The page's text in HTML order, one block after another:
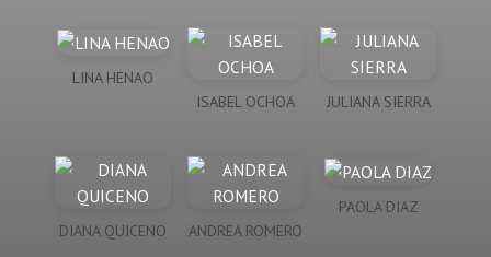
LINA HENAO
ISABEL OCHOA
JULIANA SIERRA
DIANA QUICENO ANDREA ROMERO
PAOLA DIAZ